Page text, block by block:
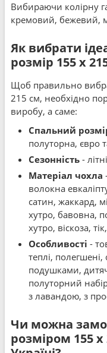
Вибираючи колірну
кремовий, бежевий,
Як вибрати
розмір 155 x
Щоб правильно
215 см, необхідно
виробу, а саме:
Спальний
полуторна, євро
Сезонність -
Матеріал чохла
волокна
сатин, жаккард,
хутро, бавовна,
хутро, віскоза,
Особливості -
теплі,
подушками,
полуторний
з лавандою, з
Чи можна
розміром 155